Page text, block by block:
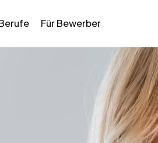
Für Bewerber